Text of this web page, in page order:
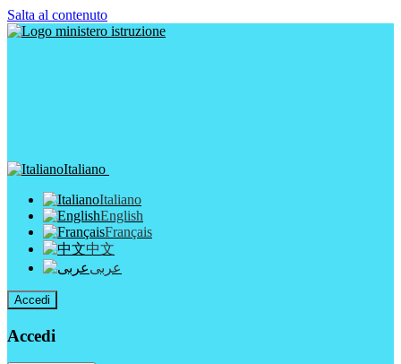
Salta al contenuto
Italiano
Italiano
English
Français
中文
عربى
Accedi
Accedi